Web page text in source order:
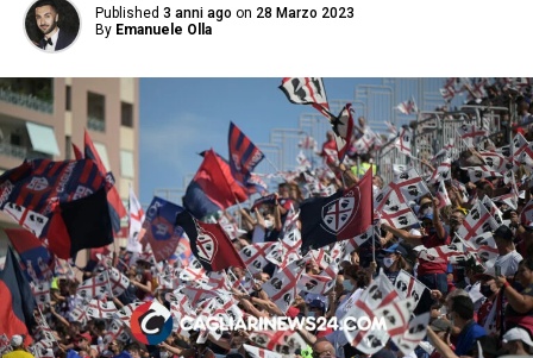
Published 3 anni ago on 28 Marzo 2023
By Emanuele Olla